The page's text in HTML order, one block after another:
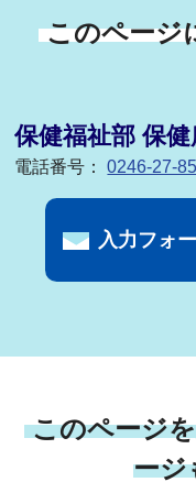
このページ
保健福祉部 保
電話番号：0246-27-
入力フォ
このページ
ージ